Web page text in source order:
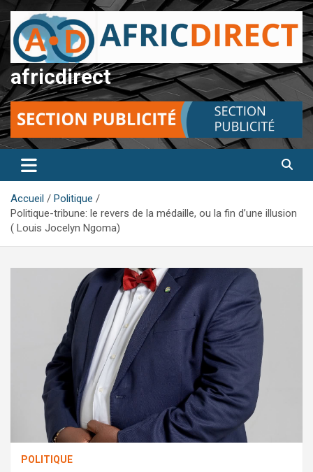
Aller
au
contenu
africdirect
Accueil
Politique
Politique-tribune: le revers de la médaille, ou la fin d’une illusion
( Louis Jocelyn Ngoma)
POLITIQUE